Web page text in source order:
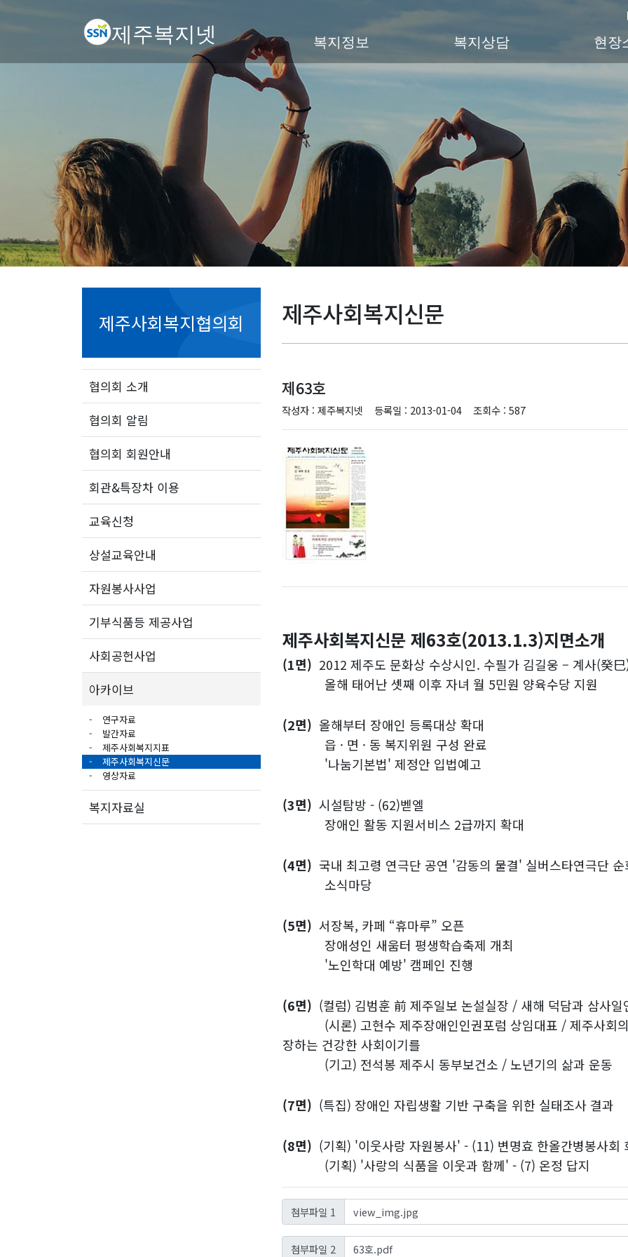
제주복지넷 복지정보 복지상담 현장
제주사회복지협의회
협의회 소개
협의회 알림
협의회 회원안내
회관&특장차 이용
교육신청
상설교육안내
자원봉사사업
기부식품등 제공사업
사회공헌사업
아카이브
연구자료
발간자료
제주사회복지지표
제주사회복지신문
영상자료
복지자료실
제주사회복지신문
제63호
작성자 : 제주복지넷 등록일 : 2013-01-04 조회수 : 587
제주사회복지신문 제63호(2013.1.3)지면소개
(1면) 2012 제주도 문화상 수상시인. 수필가 김길웅 – 계사(癸
올해 태어난 셋째 이후 자녀 월 5민원 양육수당 지원
(2면) 올해부터 장애인 등록대상 확대
읍 · 면 · 동 복지위원 구성 완료
'나눔기본법' 제정안 입법예고
(3면) 시설탐방 - (62)벧엘
장애인 활동 지원서비스 2급까지 확대
(4면) 국내 최고령 연극단 공연 '감동의 물결' 실버스타연극단 순
소식마당
(5면) 서장복, 카페 “휴마루” 오픈
장애성인 새움터 평생학습축제 개최
'노인학대 예방' 캠페인 진행
(6면) (컬럼) 김범훈 前 제주일보 논설실장 / 새해 덕담과 삼사일
(시론) 고현수 제주장애인인권포럼 상임대표 / 제주사회의
장하는 건강한 사회이기를
(기고) 전석봉 제주시 동부보건소 / 노년기의 삶과 운동
(7면) (특집) 장애인 자립생활 기반 구축을 위한 실태조사 결과
(8면) (기획) '이웃사랑 자원봉사' - (11) 변명효 한올간병봉사회
(기획) '사랑의 식품을 이웃과 함께' - (7) 온정 답지
첨부파일 1 view_img.jpg
첨부파일 2 63호.pdf